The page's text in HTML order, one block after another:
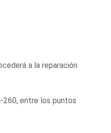
a la reparación
260, entre los puntos